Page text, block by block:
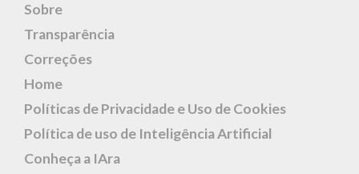
Sobre
Transparência
Correções
Home
Políticas de Privacidade e Uso de Cookies
Política de uso de Inteligência Artificial
Conheça a IAra